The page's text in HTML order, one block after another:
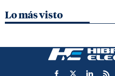
Lo más visto